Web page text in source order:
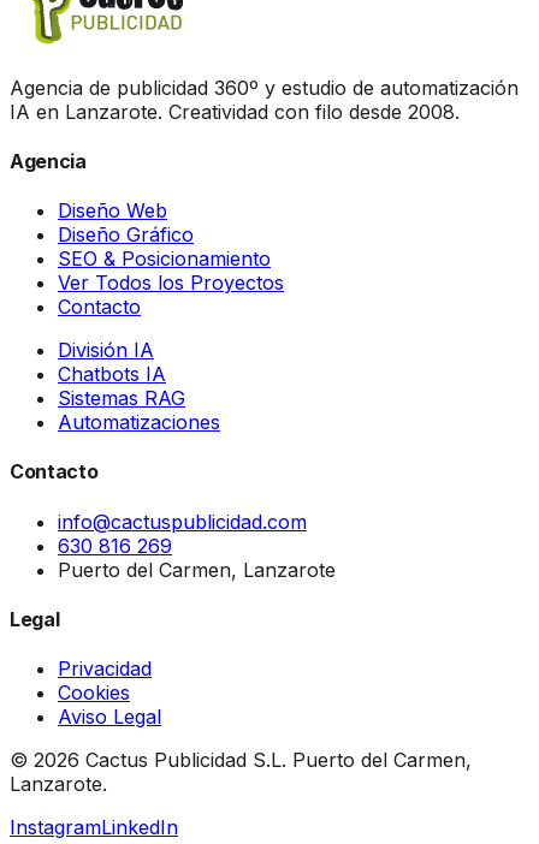
Agencia de publicidad 360º y estudio de automatización
IA en Lanzarote. Creatividad con filo desde 2008.
Agencia
Diseño Web
Diseño Gráfico
SEO & Posicionamiento
Ver Todos los Proyectos
Contacto
División IA
Chatbots IA
Sistemas RAG
Automatizaciones
Contacto
info@cactuspublicidad.com
630 816 269
Puerto del Carmen, Lanzarote
Legal
Privacidad
Cookies
Aviso Legal
© 2026 Cactus Publicidad S.L. Puerto del Carmen,
Lanzarote.
InstagramLinkedIn